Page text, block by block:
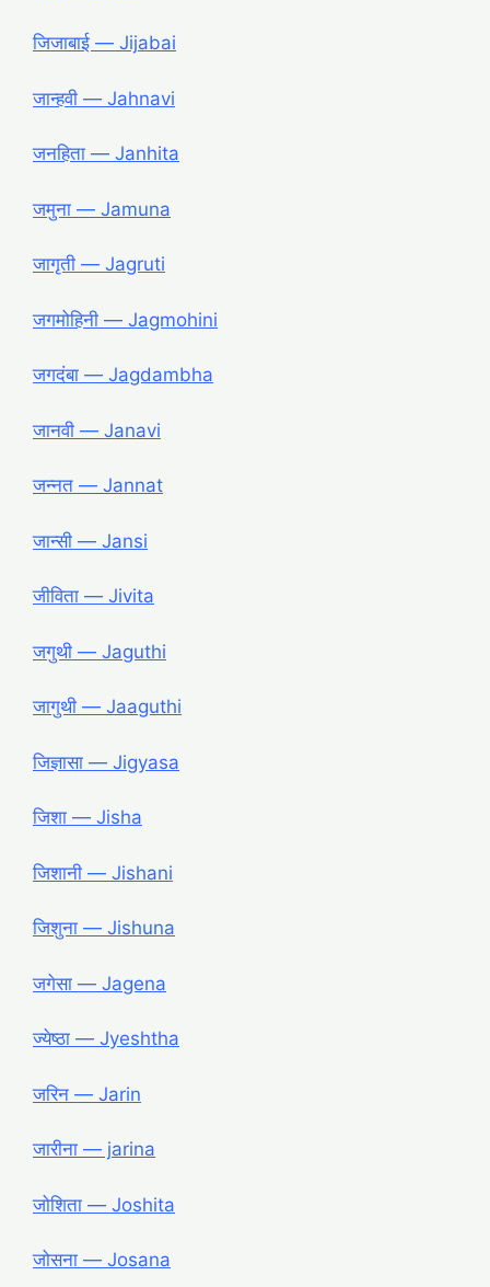
जिजाबाई ― Jijabai
जान्हवी ― Jahnavi
जनहिता ― Janhita
जमुना ― Jamuna
जागृती ― Jagruti
जगमोहिनी ― Jagmohini
जगदंबा ― Jagdambha
जानवी ― Janavi
जन्नत ― Jannat
जान्सी ― Jansi
जीविता ― Jivita
जगुथी ― Jaguthi
जागुथी ― Jaaguthi
जिज्ञासा ― Jigyasa
जिशा ― Jisha
जिशानी ― Jishani
जिशुना ― Jishuna
जगेसा ― Jagena
ज्येष्ठा ― Jyeshtha
जरिन ― Jarin
जारीना ― jarina
जोशिता ― Joshita
जोसना ― Josana